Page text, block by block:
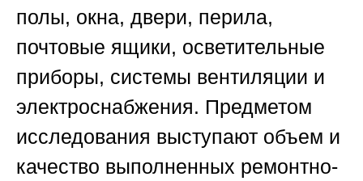
полы, окна, двери, перила,
почтовые ящики, осветительные
приборы, системы вентиляции и
электроснабжения. Предметом
исследования выступают объем и
качество выполненных ремонтно-